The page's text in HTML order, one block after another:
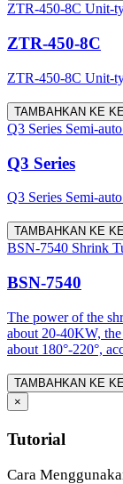
ZTR-450-8C Unit-
ZTR-450-8C
ZTR-450-8C Unit-
TAMBAHKAN KE
Q3 Series Semi-
Q3 Series
Q3 Series Semi-
TAMBAHKAN KE
BSN-7540 Shrink
BSN-7540
The power of the
about 20-40KW,
about 180°-220°,
TAMBAHKAN KE
×
Tutorial
Cara